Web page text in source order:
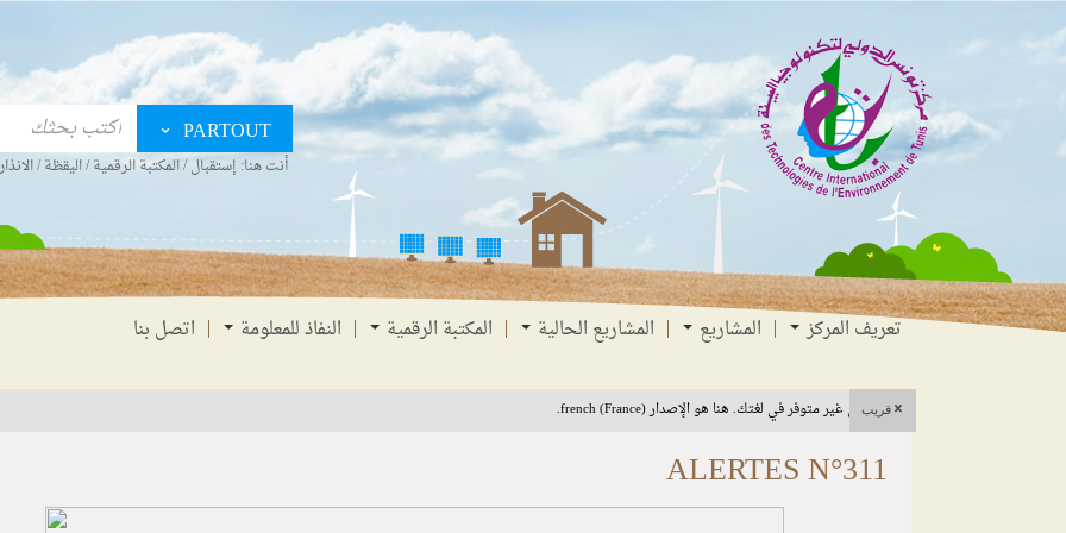
انتقل
القائمة
انتقال
المحتوى
الانتقال
البحث
PARTOUT
أنت هنا: إستقبال/المكتبة الرقمية/اليقظة/
تعريف المركز المشاريع المشاريع الحالية المكتبة الرقمية النفاذ للمعلومة اتصل بنا
هذا المحتوى غير متوفر في لغتك. هنا هو الإصدار french (France).
قريب
ALERTES N°311